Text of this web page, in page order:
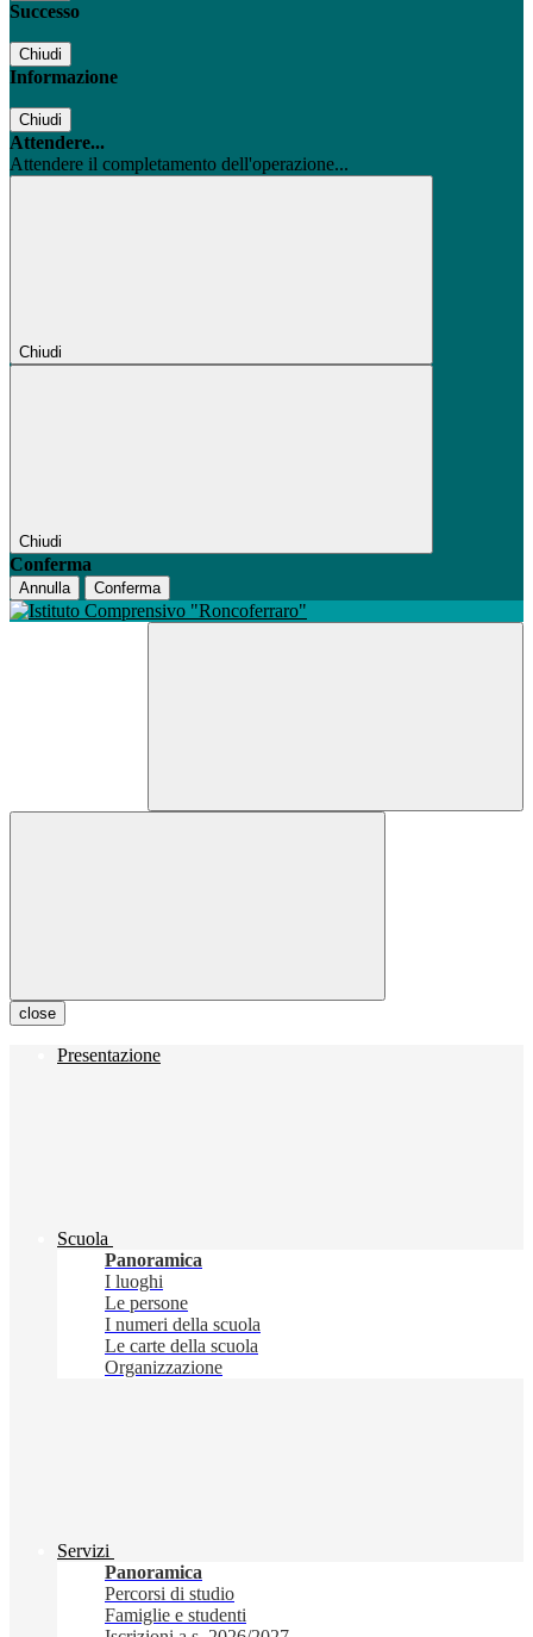
Successo
Chiudi
Informazione
Chiudi
Attendere...
Attendere il completamento dell'operazione...
Chiudi
Chiudi
Conferma
Annulla Conferma
close
Presentazione
Scuola
Panoramica
I luoghi
Le persone
I numeri della scuola
Le carte della scuola
Organizzazione
Servizi
Panoramica
Percorsi di studio
Famiglie e studenti